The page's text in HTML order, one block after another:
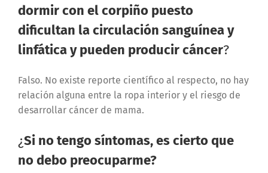
dormir con el corpiño puesto
dificultan la circulación sanguínea y
linfática y pueden producir cáncer?
Falso. No existe reporte científico al respecto, no hay
relación alguna entre la ropa interior y el riesgo de
desarrollar cáncer de mama.
¿Si no tengo síntomas, es cierto que
no debo preocuparme?